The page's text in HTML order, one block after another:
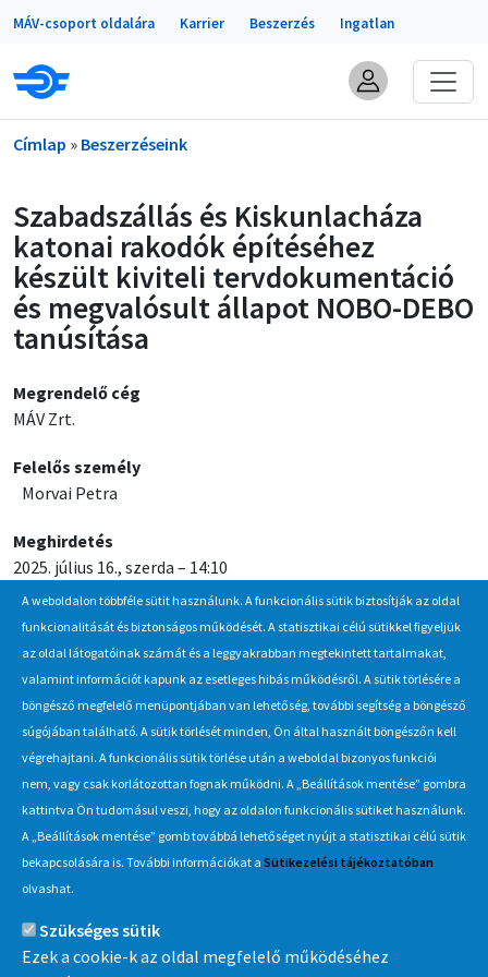
Ugrás a tartalomra
Portálok
MÁV-csoport oldalára Karrier Beszerzés Ingatlan
Morzsa
Címlap Beszerzéseink
Szabadszállás és Kiskunlacháza
katonai rakodók építéséhez
készült kiviteli tervdokumentáció
és megvalósult állapot NOBO-DEBO
tanúsítása
Megrendelő cég
MÁV Zrt.
Felelős személy
Morvai Petra
Meghirdetés
2025. július 16., szerda – 14:10
Jelentkezési / beadási határidő
2025. augusztus 6., szerda – 12:00
Hírlevél
Iratkozzon fel Beszerzés Hírlevél szolgáltatásunkra, hogy értesüljön
a MÁV-csoport által indított új beszerzési eljárásokról, anyag,
eszközértékesítési akciókról.
Érdekel
Információ
A weboldalon többféle sütit használunk. A funkcionális sütik biztosítják az oldal
funkcionalitását és biztonságos működését. A statisztikai célú sütikkel figyeljük
az oldal látogatóinak számát és a leggyakrabban megtekintett tartalmakat,
valamint információt kapunk az esetleges hibás működésről. A sütik törlésére a
böngésző megfelelő menüpontjában van lehetőség, további segítség a böngésző
súgójában található. A sütik törlését minden, Ön által használt böngészőn kell
végrehajtani. A funkcionális sütik törlése után a weboldal bizonyos funkciói
nem, vagy csak korlátozottan fognak működni. A „Beállítások mentése” gombra
kattintva Ön tudomásul veszi, hogy az oldalon funkcionális sütiket használunk.
A „Beállítások mentése” gomb továbbá lehetőséget nyújt a statisztikai célú sütik
bekapcsolására is. További információkat a Sütikezelési tájékoztatóban
olvashat.
Szükséges sütik
Ezek a cookie-k az oldal megfelelő működéséhez